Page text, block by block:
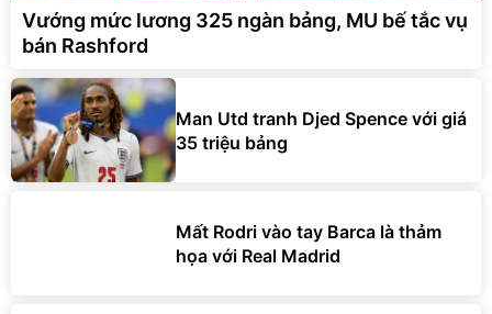
Vướng mức lương 325 ngàn bảng, MU bế tắc vụ
bán Rashford
Man Utd tranh Djed Spence với giá
35 triệu bảng
Mất Rodri vào tay Barca là thảm
họa với Real Madrid